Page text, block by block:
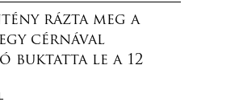
rázta meg a
cérnával
le a 12